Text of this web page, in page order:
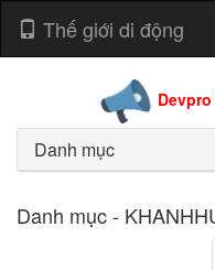
Thế giới di động
Devpro
Danh mục
Danh mục -